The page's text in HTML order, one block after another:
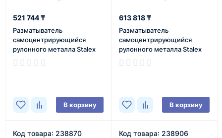
521 744 ₸
Разматыватель
самоцентрирующийся
рулонного металла Stalex
РМ2С-625 (Ширина рулона
- 625 мм)
В корзину
613 818 ₸
Разматыватель
самоцентрирующийся
рулонного металла Stalex
РМ2С-1250 (Внутренний
диаметр - 400-580 мм)
В корзину
Код товара: 238870 Код товара: 238906